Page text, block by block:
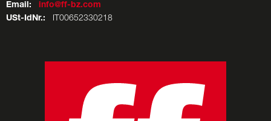
Email:
info@ff-bz.com
USt-IdNr.: IT00652330218